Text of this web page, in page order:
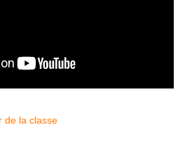
de la classe